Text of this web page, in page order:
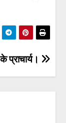
प्राचार्य।